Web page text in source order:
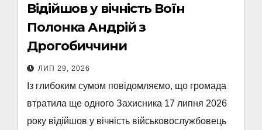
Відійшов у вічність Воїн
Полонка Андрій з
Дрогобиччини
ЛИП 29, 2026
Із глибоким сумом повідомляємо, що громада
втратила ще одного Захисника 17 липня 2026
року відійшов у вічність військовослужбовець